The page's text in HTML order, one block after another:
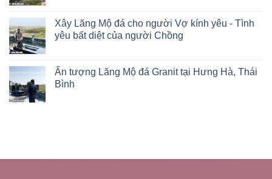
Xây Lăng Mộ đá cho người Vợ kính yêu - Tình
yêu bất diệt của người Chồng
Ấn tượng Lăng Mộ đá Granit tại Hưng Hà, Thái
Bình